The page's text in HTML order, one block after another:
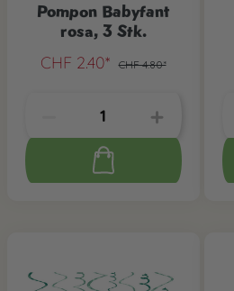
Pompon Babyfant
rosa, 3 Stk.
CHF 2.40*
CHF 4.80*